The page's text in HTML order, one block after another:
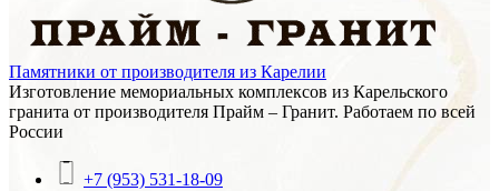
Памятники от производителя из Карелии
Изготовление мемориальных комплексов из Карельского
гранита от производителя Прайм – Гранит. Работаем по всей
России
+7 (953) 531-18-09